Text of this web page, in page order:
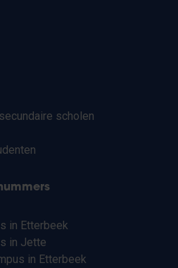
scholen
in Etterbeek
in Jette
in Etterbeek